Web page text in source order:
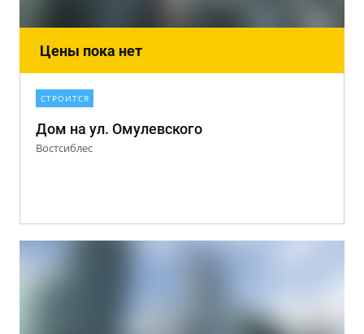
Цены пока нет
СТРОИТСЯ
Дом на ул. Омулевского
Востсиблес